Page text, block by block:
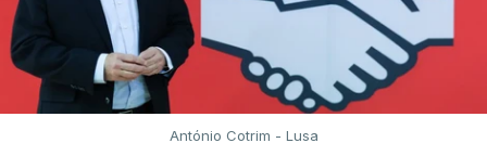
António Cotrim - Lusa